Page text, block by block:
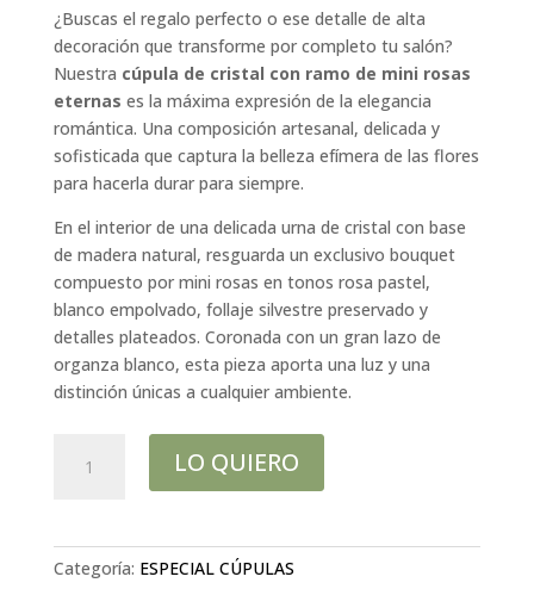
¿Buscas el regalo perfecto o ese detalle de alta
decoración que transforme por completo tu salón?
Nuestra cúpula de cristal con ramo de mini rosas
eternas es la máxima expresión de la elegancia
romántica. Una composición artesanal, delicada y
sofisticada que captura la belleza efímera de las flores
para hacerla durar para siempre.
En el interior de una delicada urna de cristal con base
de madera natural, resguarda un exclusivo bouquet
compuesto por mini rosas en tonos rosa pastel,
blanco empolvado, follaje silvestre preservado y
detalles plateados. Coronada con un gran lazo de
organza blanco, esta pieza aporta una luz y una
distinción únicas a cualquier ambiente.
"PETIT
LO QUIERO
Categoría: ESPECIAL CÚPULAS